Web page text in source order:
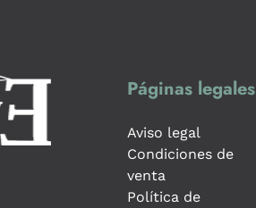
Páginas legales
Aviso legal
Condiciones de
venta
Política de